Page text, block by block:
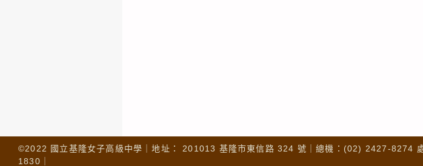
©2022 國立基隆女子高級中學｜地址： 201013 基隆市東信路 324 號｜總機：(02) 2427-8274
1830｜